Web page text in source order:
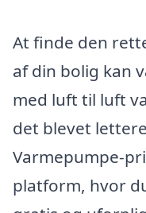
At finde den
af din bolig kan
med luft til luft
det blevet
Varmepumpe-
platform, hvor